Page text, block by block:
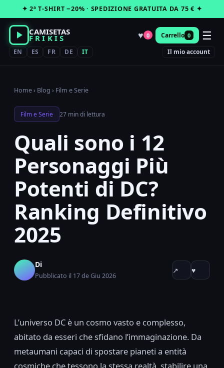
al
contenuto
✦ 2ª T-SHIRT −20% · SPEDIZIONE GRATUITA DA 75 € ✦
CAMISETAS
FRIKIS ♥ 0 Carrello 0 ☰
EN ES FR DE IT Il mio account
Home› Blog › Film e Serie
Film e Serie 27 min di lettura
Quali sono i 12
Personaggi Più
Potenti di DC?
Ranking Definitivo
2025
Di
Pubblicato il 17 de Giu 2026
↗ ♥
L’universo DC è un cosmo vasto e complesso,
abitato da esseri che sfidano l’immaginazione. Da
metaumani capaci di spostare pianeti a entità